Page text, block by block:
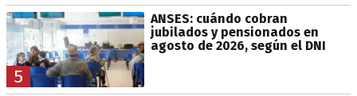
5
ANSES: cuándo cobran
jubilados y pensionados en
agosto de 2026, según el DNI